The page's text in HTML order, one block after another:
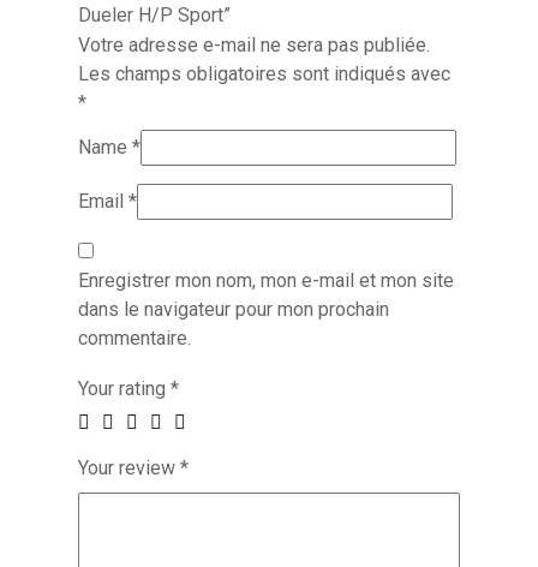
Dueler H/P Sport”
Votre adresse e-mail ne sera pas publiée.
Les champs obligatoires sont indiqués avec
*
Name *
Email *
Enregistrer mon nom, mon e-mail et mon site
dans le navigateur pour mon prochain
commentaire.
Your rating *
Your review *